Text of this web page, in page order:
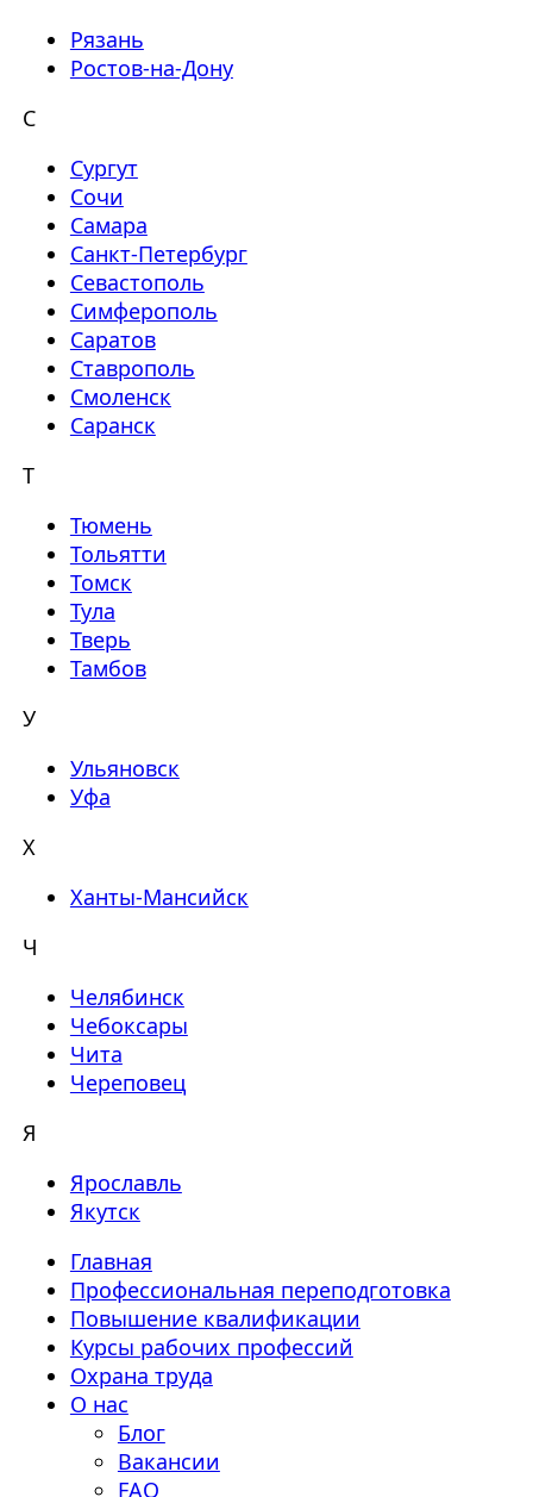
Рязань
Ростов-на-Дону
С
Сургут
Сочи
Самара
Санкт-Петербург
Севастополь
Симферополь
Саратов
Ставрополь
Смоленск
Саранск
Т
Тюмень
Тольятти
Томск
Тула
Тверь
Тамбов
У
Ульяновск
Уфа
Х
Ханты-Мансийск
Ч
Челябинск
Чебоксары
Чита
Череповец
Я
Ярославль
Якутск
Главная
Профессиональная переподготовка
Повышение квалификации
Курсы рабочих профессий
Охрана труда
О нас
Блог
Вакансии
FAQ